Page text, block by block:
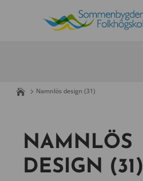
Namnlös design (31)
NAMNLÖS
DESIGN (31)